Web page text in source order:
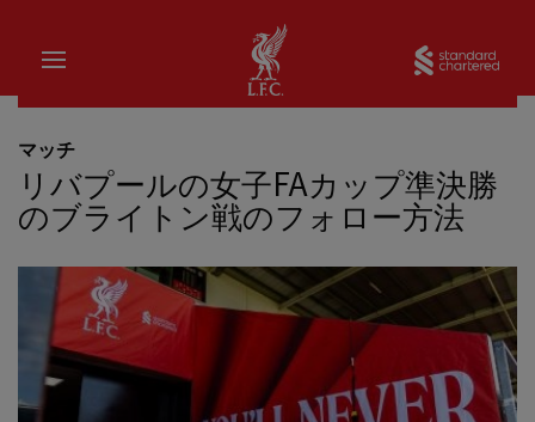
家
マッチ
リバプールの女子FAカップ準決勝
のブライトン戦のフォロー方法